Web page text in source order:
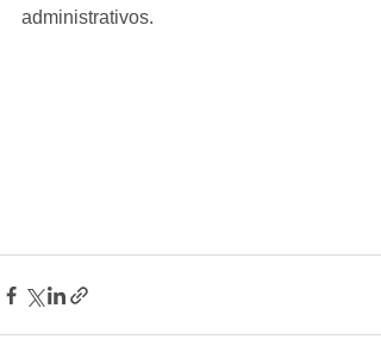
administrativos.